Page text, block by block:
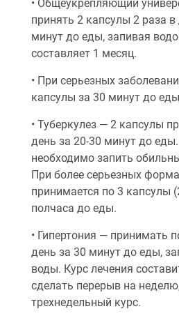
• Общеукрепляющий
принять 2 капсулы 2 раза
минут до еды, запивая
составляет 1 месяц.
• При серьезных
капсулы за 30 минут до
• Туберкулез — 2 капсулы
день за 20-30 минут до
необходимо запить
При более серьезных
принимается по 3 капсулы
полчаса до еды.
• Гипертония — принимать
день за 30 минут до еды,
воды. Курс лечения
сделать перерыв на
трехнедельный курс.